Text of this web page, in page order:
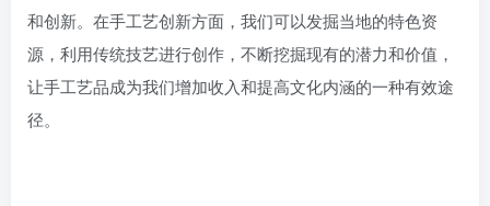
和创新。在手工艺创新方面，我们可以发掘当地的特色资
源，利用传统技艺进行创作，不断挖掘现有的潜力和价值，
让手工艺品成为我们增加收入和提高文化内涵的一种有效途
径。